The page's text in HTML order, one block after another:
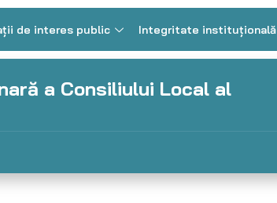
de interes public Integritate instituțională
a Consiliului Local al